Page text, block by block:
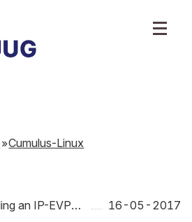
Cumulus-Linux
Attilla de Groot - Building an IP-EVPN fabric with Cumulus Linux 16-05-2017